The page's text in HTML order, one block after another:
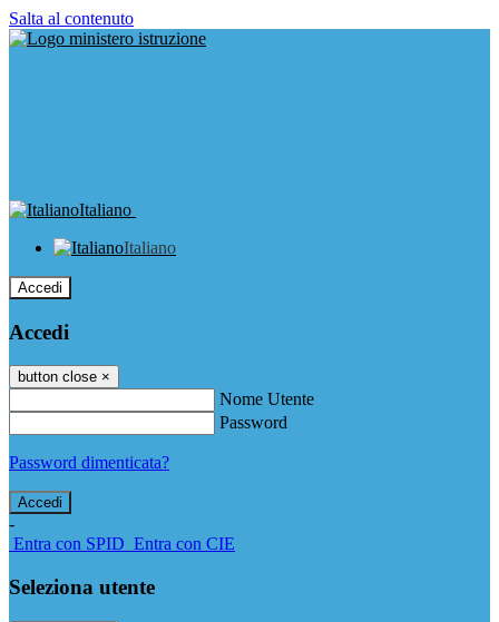
Salta al contenuto
Italiano
Italiano
Accedi
Accedi
button close ×
Nome Utente
Password
Password dimenticata?
-
Entra con SPID Entra con CIE
Seleziona utente